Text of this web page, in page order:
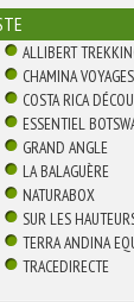
ALLIBERT
CHAMINA VOYAGES
COSTA RICA
ESSENTIEL
GRAND ANGLE
LA BALAGUÈRE
NATURABOX
SUR LES
TERRA ANDINA
TRACEDIRECTE